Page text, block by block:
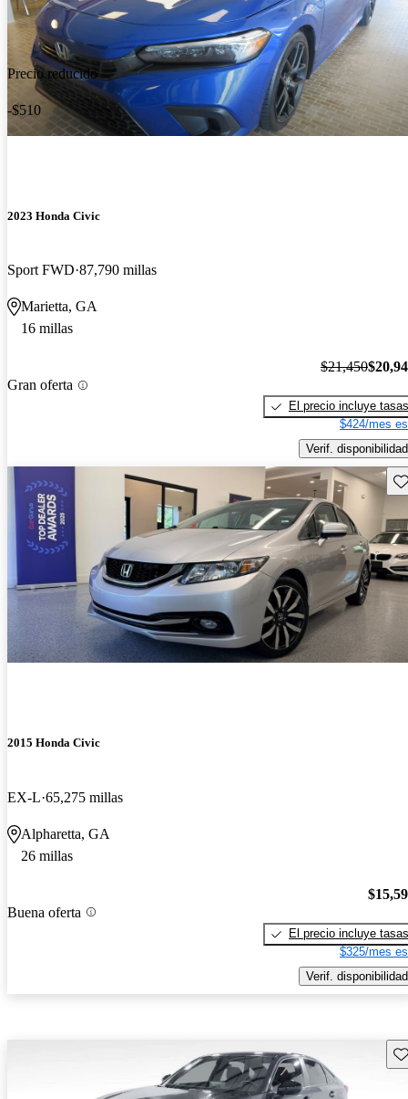
Precio reducido
-$510
2023 Honda Civic
Sport FWD 87,790 millas
Marietta, GA
16 millas
Gran oferta
$21,450
El precio incluye tasas
$424/mes
Verif. disponibilidad
2015 Honda Civic
EX-L 65,275 millas
Alpharetta, GA
26 millas
Buena oferta
El precio incluye tasas
$325/mes
Verif. disponibilidad